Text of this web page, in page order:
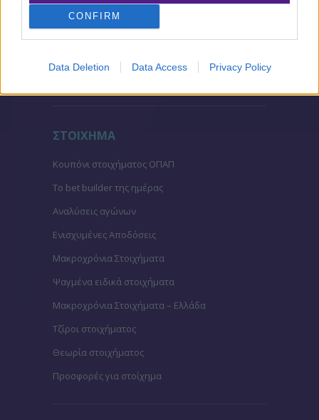
CONFIRM
Data Deletion Data Access Privacy Policy
Βαθμολογίες Γερμανίας – Bundesliga
Βαθμολογίες Ισπανίας- La liga
ΣΤΟΙΧΗΜΑ
Κουπόνι στοιχήματος ΟΠΑΠ
To bet builder της ημέρας
Αναλύσεις αγώνων
Ενισχυμένες Αποδόσεις
Μακροχρόνια Στοιχήματα
Ψαγμένα ειδικά στοιχήματα
Μακροχρόνια Στοιχήματα – Ελλάδα
Τζίροι στοιχήματος
Θεωρία στοιχήματος
Προσφορές για στοίχημα